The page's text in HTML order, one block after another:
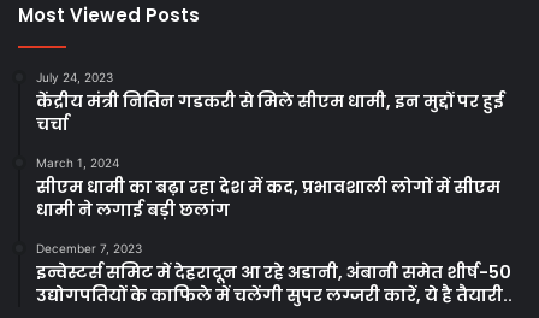
Most Viewed Posts
July 24, 2023
केंद्रीय मंत्री नितिन गडकरी से मिले सीएम धामी, इन मुद्दों पर हुई
चर्चा
March 1, 2024
सीएम धामी का बढ़ा रहा देश में कद, प्रभावशाली लोगों में सीएम
धामी ने लगाई बड़ी छलांग
December 7, 2023
इन्वेस्टर्स समिट में देहरादून आ रहे अडानी, अंबानी समेत शीर्ष-50
उद्योगपतियों के काफिले में चलेंगी सुपर लग्जरी कारें, ये है तैयारी..